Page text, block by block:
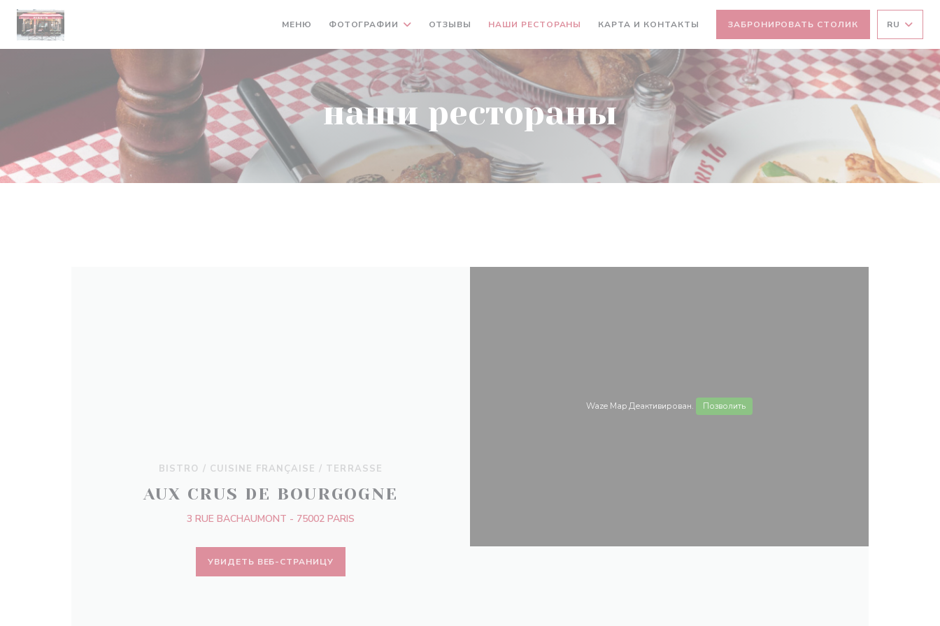
Панель управления cookies
МЕНЮ ФОТОГРАФИИ ОТЗЫВЫ НАШИ РЕСТОРАНЫ КАРТА И КОНТАКТЫ ЗАБРОНИРОВАТЬ СТОЛИК RU
наши рестораны
BISTRO / CUISINE FRANÇAISE / TERRASSE
AUX CRUS DE BOURGOGNE
3 RUE BACHAUMONT - 75002 PARIS
УВИДЕТЬ ВЕБ-СТРАНИЦУ
Waze Map Деактивирован. Позволить